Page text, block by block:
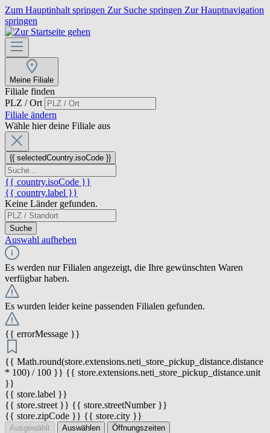
Zum Hauptinhalt springen Zur Suche springen Zur Hauptnavigation
springen
Meine Filiale
Filiale finden
PLZ / Ort
Filiale ändern
Wähle hier deine Filiale aus
{{ selectedCountry.isoCode }}
{{ country.isoCode }}
{{ country.label }}
Keine Länder gefunden.
Suche
Auswahl aufheben
Es werden nur Filialen angezeigt, die Ihre gewünschten Waren
verfügbar haben.
Es wurden leider keine passenden Filialen gefunden.
{{ errorMessage }}
{{ Math.round(store.extensions.neti_store_pickup_distance.distance
* 100) / 100 }} {{ store.extensions.neti_store_pickup_distance.unit
}}
{{ store.label }}
{{ store.street }} {{ store.streetNumber }}
{{ store.zipCode }} {{ store.city }}
Ausgewählt Auswählen Öffnungszeiten